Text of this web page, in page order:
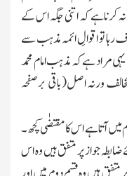
کرناہے کہ اتنی جگہ اس کے
رہا تو اقوالِ ائمہ مذہب سے
مراد ہے کہ مذہب امام محمد
تخالف ورنہ اصل(باقی برصفحہ
میں آتا ہے اس کا مقتضٰی کچھ۔
جواز پر متفق ہیں وہ اس